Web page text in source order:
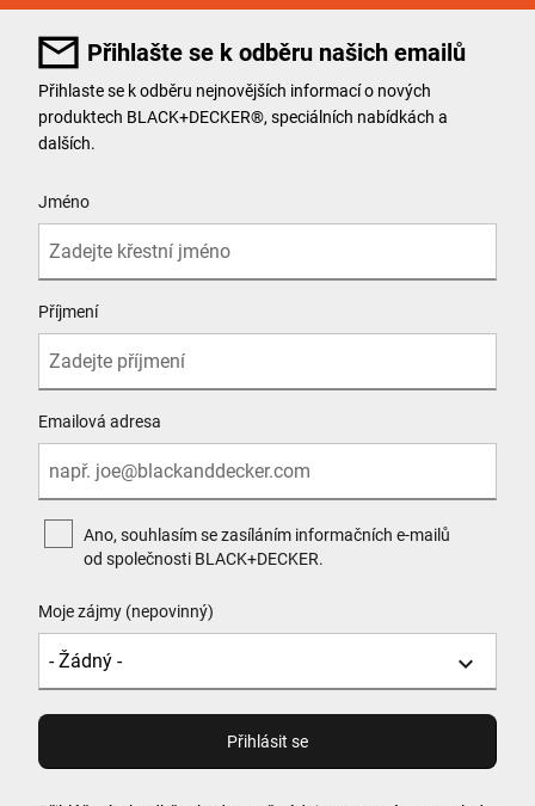
Přihlašte se k odběru našich emailů
Přihlaste se k odběru nejnovějších informací o nových
produktech BLACK+DECKER®, speciálních nabídkách a
dalších.
Jméno
Příjmení
Emailová adresa
Ano, souhlasím se zasíláním informačních e-mailů
od společnosti BLACK+DECKER.
Moje zájmy (nepovinný)